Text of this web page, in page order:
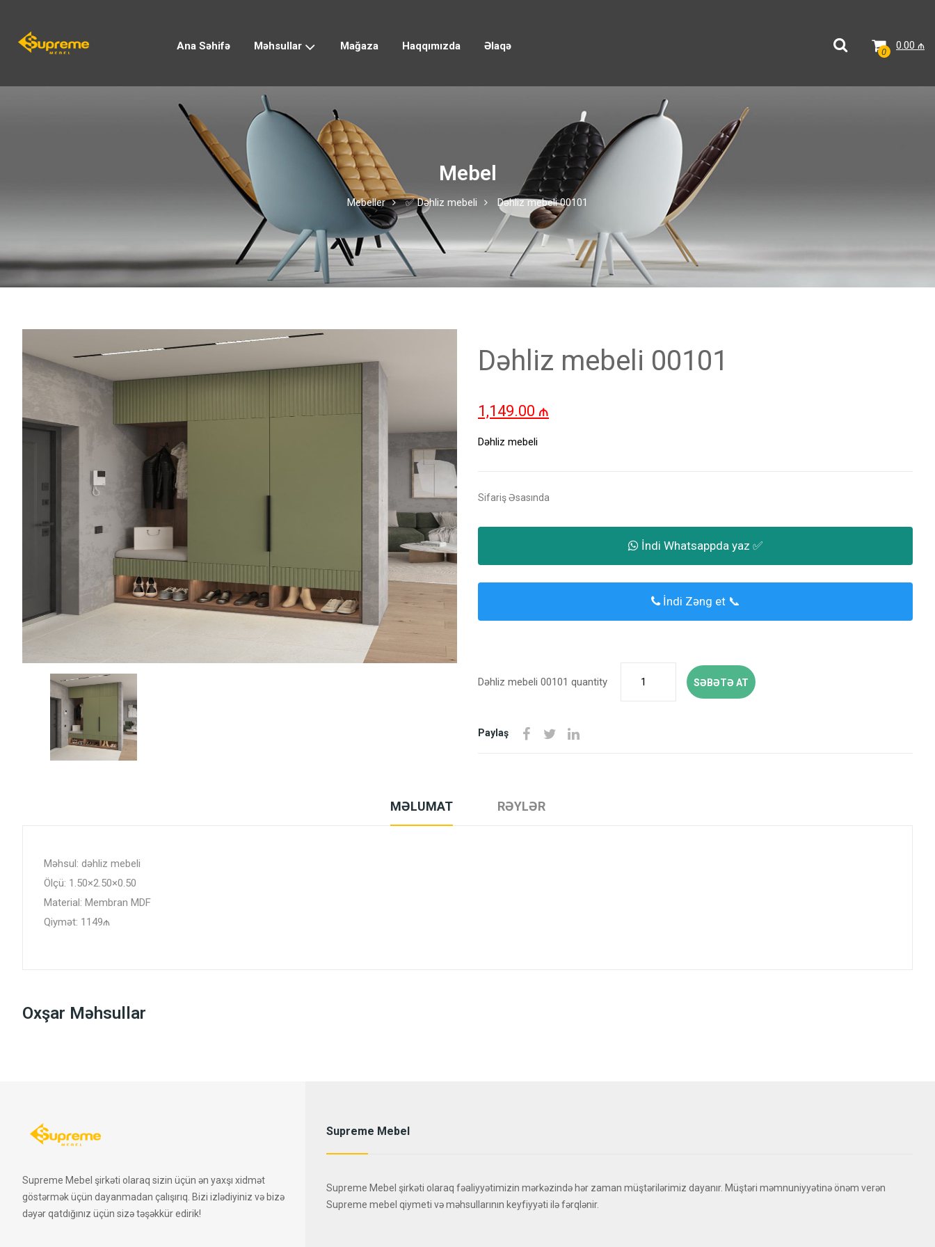
Ana Səhifə Məhsullar Mağaza Haqqımızda Əlaqə 0.00 ₼
0
Mebel
Mebeller ✅ Dəhliz mebeli Dəhliz mebeli 00101
Dəhliz mebeli 00101
1,149.00 ₼
Dəhliz mebeli
Sifariş Əsasında
İndi Whatsappda yaz ✅
İndi Zəng et 📞
Dəhliz mebeli 00101 quantity SƏBƏTƏ AT
Paylaş
MƏLUMAT RƏYLƏR
Məhsul: dəhliz mebeli
Ölçü: 1.50×2.50×0.50
Material: Membran MDF
Qiymət: 1149₼
Oxşar Məhsullar
Supreme Mebel şirkəti olaraq sizin üçün ən yaxşı xidmət
göstərmək üçün dayanmadan çalışırıq. Bizi izlədiyiniz və bizə
dəyər qatdığınız üçün sizə təşəkkür edirik!
Supreme Mebel
Supreme Mebel şirkəti olaraq fəaliyyətimizin mərkəzində hər zaman müştərilərimiz dayanır. Müştəri məmnuniyyətinə önəm verən
Supreme mebel qiymeti və məhsullarının keyfiyyəti ilə fərqlənir.